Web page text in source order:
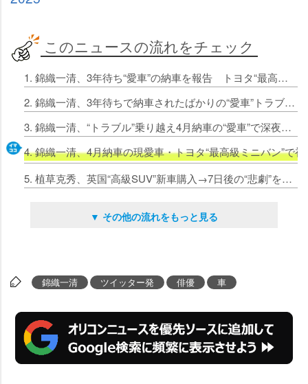
このニュースの流れをチェック
1. 錦織一清、3年待ち“愛車”の納車を報告 トヨタ“最高級ミニバン”の装備にご満悦「嬉しいご褒美な感じ」
2. 錦織一清、3年待ちで納車されたばかりの“愛車”トラブルを報告「人生そんなもんです」
3. 錦織一清、“トラブル”乗り越え4月納車の“愛車”で深夜ドライブ「もう少し走ったら寝よ」
4. 錦織一清、4月納車の現愛車・トヨタ“最高級ミニバン”で
5. 植草克秀、英国“高級SUV”新車購入→7日後の“悲劇”を赤裸々告白 おぎやはぎ絶叫「やだなぁ～最悪」
▼ その他の流れをもっと見る
錦織一清 ツイッター発 俳優 車